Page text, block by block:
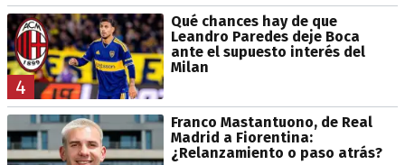
4
Qué chances hay de que
Leandro Paredes deje Boca
ante el supuesto interés del
Milan
Franco Mastantuono, de Real
Madrid a Fiorentina:
¿Relanzamiento o paso atrás?